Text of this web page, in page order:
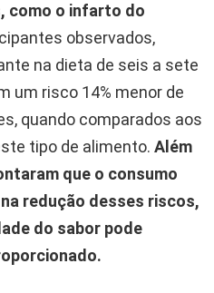
como o infarto do
observados,
na dieta de seis a sete
um risco 14% menor de
quando comparados aos
tipo de alimento. Além
que o consumo
redução desses riscos,
do sabor pode